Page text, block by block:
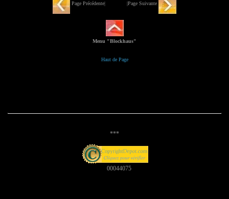
Page Précédente| |Page Suivante
Menu "Blockhaus"
Haut de Page
***
00044075